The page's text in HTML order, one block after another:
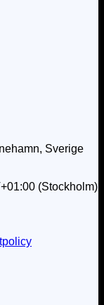
Sverige
(Stockholm)